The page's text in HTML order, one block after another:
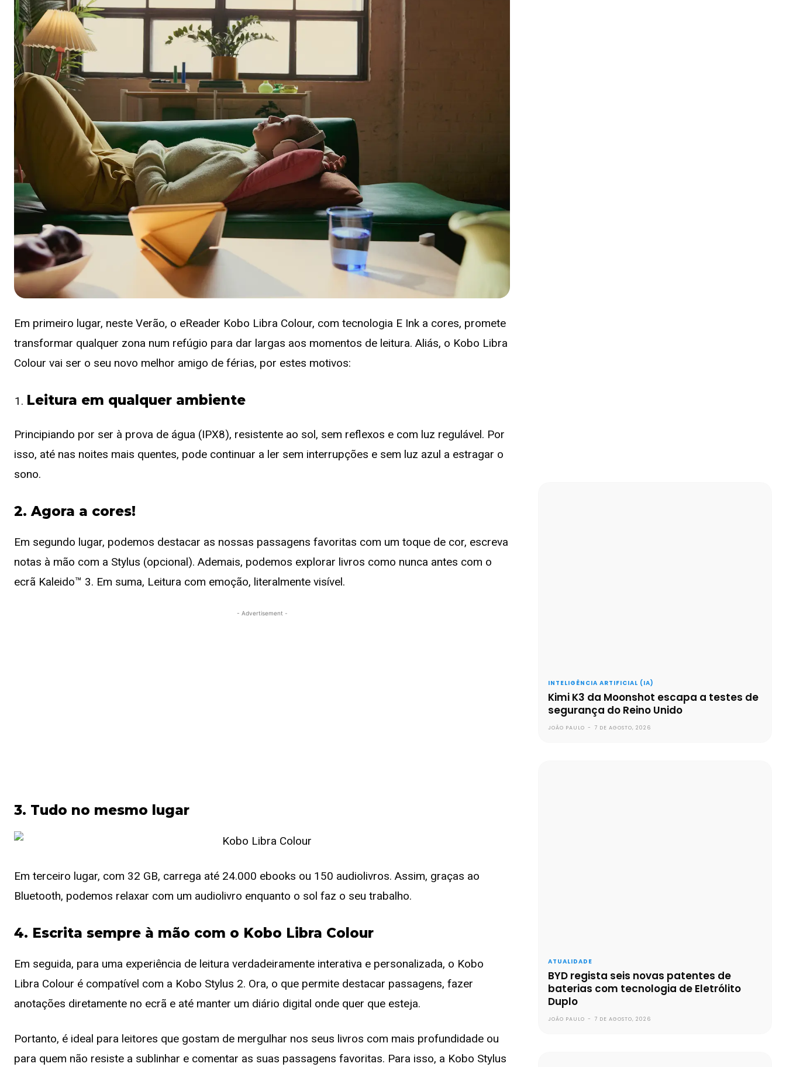
Em primeiro lugar, neste Verão, o eReader Kobo Libra Colour, com tecnologia E Ink a cores, promete
transformar qualquer zona num refúgio para dar largas aos momentos de leitura. Aliás, o Kobo Libra
Colour vai ser o seu novo melhor amigo de férias, por estes motivos:
Leitura em qualquer ambiente
Principiando por ser à prova de água (IPX8), resistente ao sol, sem reflexos e com luz regulável. Por
isso, até nas noites mais quentes, pode continuar a ler sem interrupções e sem luz azul a estragar o
sono.
2. Agora a cores!
Em segundo lugar, podemos destacar as nossas passagens favoritas com um toque de cor, escreva
notas à mão com a Stylus (opcional). Ademais, podemos explorar livros como nunca antes com o
ecrã Kaleido™ 3. Em suma, Leitura com emoção, literalmente visível.
- Advertisement -
3. Tudo no mesmo lugar
Em terceiro lugar, com 32 GB, carrega até 24.000 ebooks ou 150 audiolivros. Assim, graças ao
Bluetooth, podemos relaxar com um audiolivro enquanto o sol faz o seu trabalho.
4. Escrita sempre à mão com o Kobo Libra Colour
Em seguida, para uma experiência de leitura verdadeiramente interativa e personalizada, o Kobo
Libra Colour é compatível com a Kobo Stylus 2. Ora, o que permite destacar passagens, fazer
anotações diretamente no ecrã e até manter um diário digital onde quer que esteja.
Portanto, é ideal para leitores que gostam de mergulhar nos seus livros com mais profundidade ou
para quem não resiste a sublinhar e comentar as suas passagens favoritas. Para isso, a Kobo Stylus
INTELIGÊNCIA ARTIFICIAL (IA)
Kimi K3 da Moonshot escapa a testes de
segurança do Reino Unido
JOÃO PAULO - 7 DE AGOSTO, 2026
ATUALIDADE
BYD regista seis novas patentes de
baterias com tecnologia de Eletrólito
Duplo
JOÃO PAULO - 7 DE AGOSTO, 2026